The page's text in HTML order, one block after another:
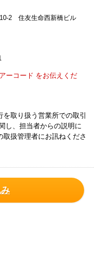
2 住友生命西新橋ビル
ーコード をお伝えくだ
取り扱う営業所での取引
し、担当者からの説明に
扱管理者にお訊ねくださ